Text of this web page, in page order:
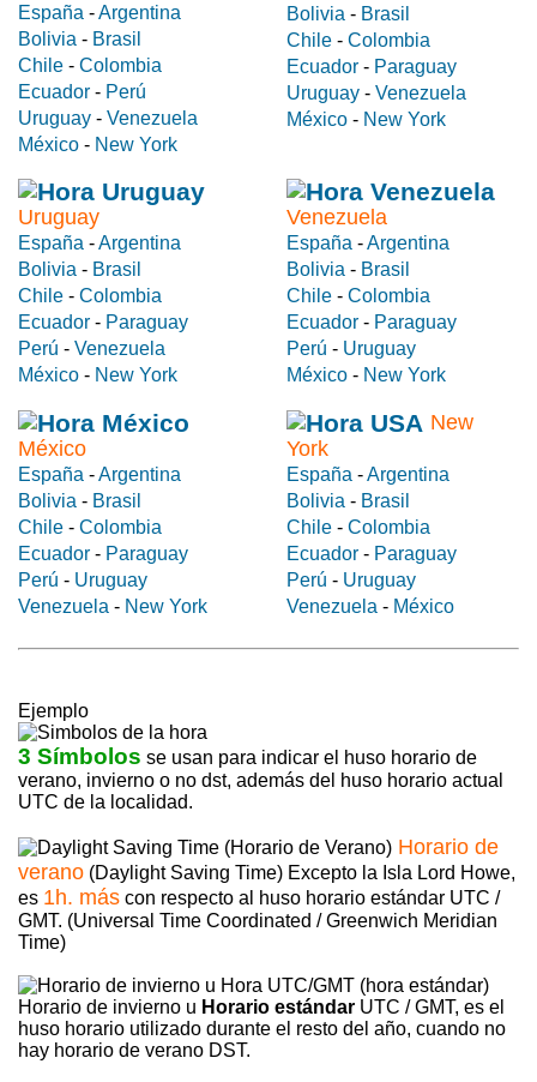
España -Argentina
Bolivia - Brasil
Chile - Colombia
Ecuador - Perú
Uruguay - Venezuela
México - New York
Bolivia - Brasil
Chile - Colombia
Ecuador - Paraguay
Uruguay - Venezuela
México - New York
Uruguay
España -Argentina
Bolivia - Brasil
Chile - Colombia
Ecuador - Paraguay
Perú - Venezuela
México - New York
Venezuela
España -Argentina
Bolivia - Brasil
Chile - Colombia
Ecuador - Paraguay
Perú - Uruguay
México - New York
México
España -Argentina
Bolivia - Brasil
Chile - Colombia
Ecuador - Paraguay
Perú - Uruguay
Venezuela - New York
New
York
España -Argentina
Bolivia - Brasil
Chile - Colombia
Ecuador - Paraguay
Perú - Uruguay
Venezuela - México
Ejemplo
3 Símbolos se usan para indicar el huso horario de
verano, invierno o no dst, además del huso horario actual
UTC de la localidad.
Horario de
verano (Daylight Saving Time) Excepto la Isla Lord Howe,
es 1h. más con respecto al huso horario estándar UTC /
GMT. (Universal Time Coordinated / Greenwich Meridian
Time)
Horario de invierno u Horario estándar UTC / GMT, es el
huso horario utilizado durante el resto del año, cuando no
hay horario de verano DST.